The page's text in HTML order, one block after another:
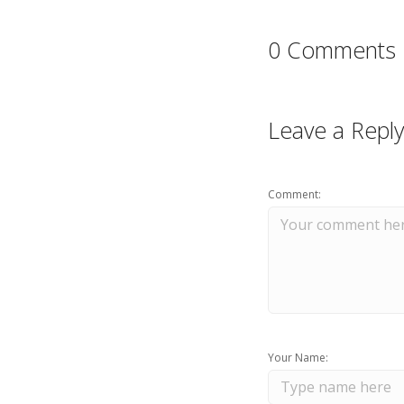
0 Comments
Leave a Reply
Comment:
Your Name: